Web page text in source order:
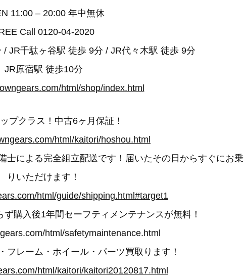
11:00 – 20:00 年中無休
Call 0120-04-2020
JR千駄ヶ谷駅 徒歩 9分 / JR代々木駅 徒歩 9分
JR原宿駅 徒歩10分
html/shop/index.html
プクラス！中古6ヶ月保証！
html/kaitori/hoshou.html
による完全組立配送です！届いたその日からすぐにお乗
りいただけます！
html/guide/shipping.html#target1
購入後1年間セーフティメンテナンスが無料！
html/safetymaintenance.html
レーム・ホイール・パーツ買取ります！
html/kaitori/kaitori20120817.html